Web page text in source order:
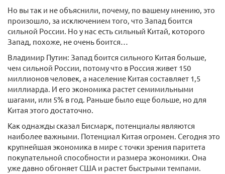
Но вы так и не объяснили, почему, по вашему мнению, это
произошло, за исключением того, что Запад боится
сильной России. Но у нас есть сильный Китай, которого
Запад, похоже, не очень боится…
Владимир Путин: Запад боится сильного Китая больше,
чем сильной России, потому что в Россия живет 150
миллионов человек, а население Китая составляет 1,5
миллиарда. И его экономика растет семимильными
шагами, или 5% в год. Раньше было еще больше, но для
Китая этого достаточно.
Как однажды сказал Бисмарк, потенциалы являются
наиболее важными. Потенциал Китая огромен. Сегодня это
крупнейшая экономика в мире с точки зрения паритета
покупательной способности и размера экономики. Она
уже давно обгоняет США и растет быстрыми темпами.